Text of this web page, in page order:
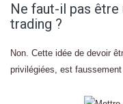
Ne faut-il pas être
trading ?
Non. Cette idée de devoir
privilégiées, est